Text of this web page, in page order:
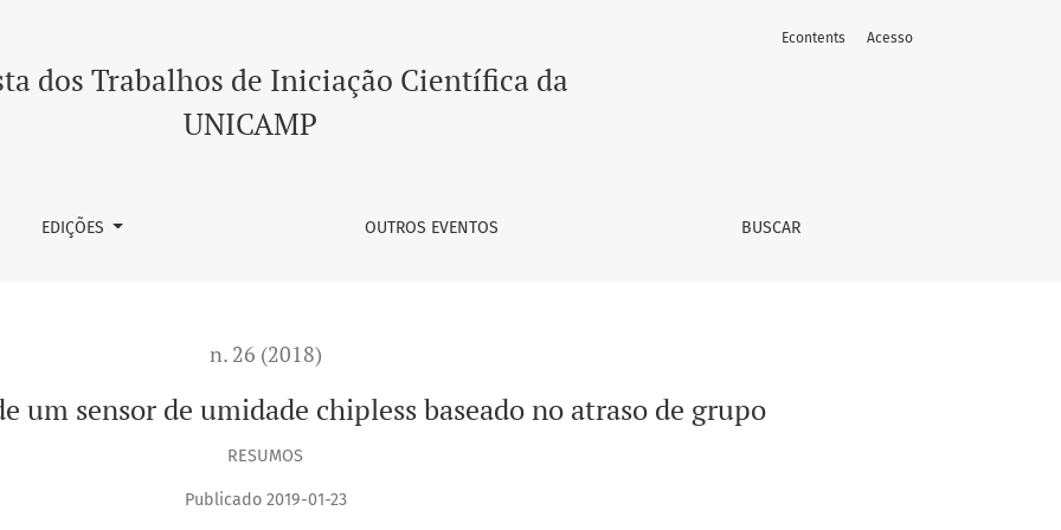
baseado no atraso de grupo
dos Trabalhos de Iniciação Científica da
UNICAMP
EDIÇÕES OUTROS EVENTOS BUSCAR
Econtents Acesso
n. 26 (2018)
um sensor de umidade chipless baseado no atraso de grupo
RESUMOS
Publicado 2019-01-23